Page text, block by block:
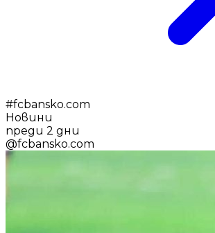
#fcbansko.com
Новини
преди 2 дни
@fcbansko.com